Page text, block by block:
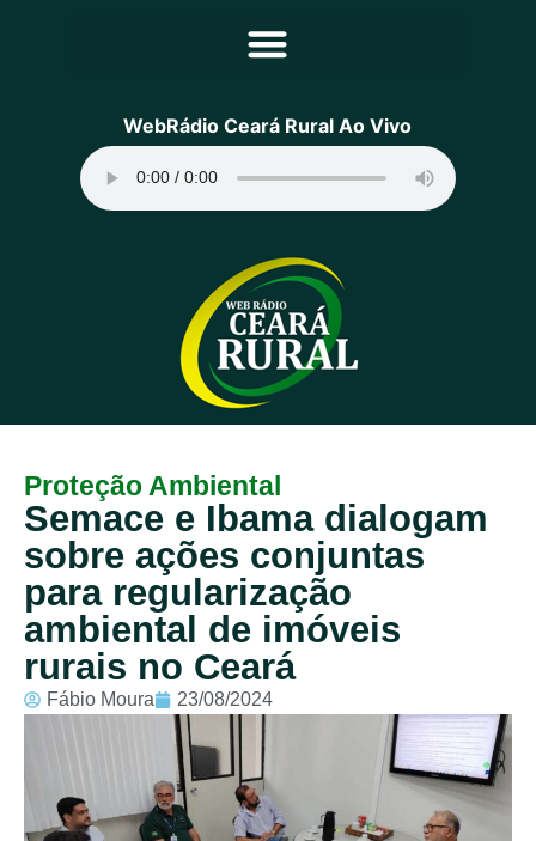
Principal
Programação
Equipe
Contato
Sobre
WebRádio Ceará Rural Ao Vivo
Proteção Ambiental
Semace e Ibama dialogam
sobre ações conjuntas
para regularização
ambiental de imóveis
rurais no Ceará
Fábio Moura 23/08/2024